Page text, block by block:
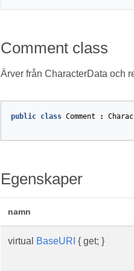
Comment class
Ärver från CharacterData och
public class Comment :
Egenskaper
namn
virtual BaseURI { get; }